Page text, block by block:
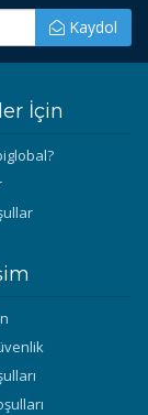
Kaydol
İçin